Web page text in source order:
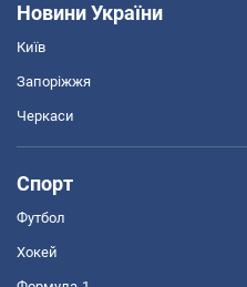
Новини України
Київ
Запоріжжя
Черкаси
Спорт
Футбол
Хокей